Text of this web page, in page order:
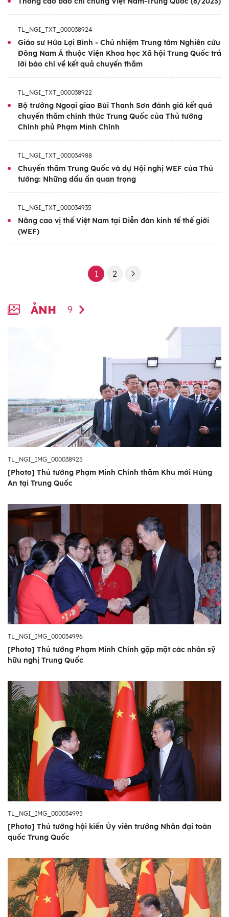
số…
TL_NGI_TXT_000038924
Giáo sư Hứa Lợi Bình - Chủ nhiệm Trung tâm Nghiên cứu
Đông Nam Á thuộc Viện Khoa học Xã hội Trung Quốc trả
lời báo chí về kết quả chuyến thăm
TL_NGI_TXT_000038922
Bộ trưởng Ngoại giao Bùi Thanh Sơn đánh giá kết quả
chuyến thăm chính thức Trung Quốc của Thủ tướng
Chính phủ Phạm Minh Chính
TL_NGI_TXT_000034988
Chuyến thăm Trung Quốc và dự Hội nghị WEF của Thủ
tướng: Những dấu ấn quan trọng
TL_NGI_TXT_000034935
Nâng cao vị thế Việt Nam tại Diễn đàn kinh tế thế giới
(WEF)
1 2
ẢNH 9
TL_NGI_IMG_000038925
[Photo] Thủ tướng Phạm Minh Chính thăm Khu mới Hùng
An tại Trung Quốc
TL_NGI_IMG_000034996
[Photo] Thủ tướng Phạm Minh Chính gặp mặt các nhân sỹ
hữu nghị Trung Quốc
TL_NGI_IMG_000034995
[Photo] Thủ tướng hội kiến Ủy viên trưởng Nhân đại toàn
quốc Trung Quốc